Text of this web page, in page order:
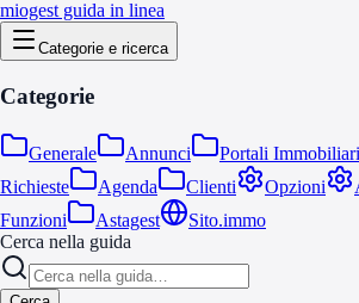
miogest guida in linea
Categorie e ricerca
Categorie
Generale Annunci Portali Immobiliari
Richieste
Agenda Clienti Opzioni
Funzioni
Astagest
Sito.immo
Cerca nella guida